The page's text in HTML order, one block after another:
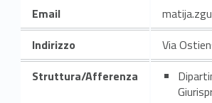
Email
Indirizzo
Via
Struttura/Afferenza